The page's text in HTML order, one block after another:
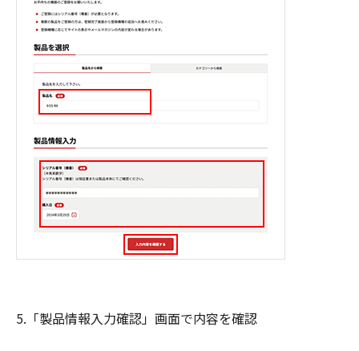
5.「製品情報入力確認」画面で内容を確認